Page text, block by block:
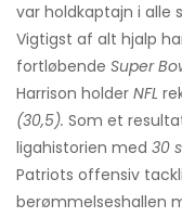
var holdkaptajn i alle
Vigtigst af alt hjalp
fortløbende Super
Harrison holder NFL
(30,5). Som et
ligahistorien med 30
Patriots offensiv
berømmelseshallen